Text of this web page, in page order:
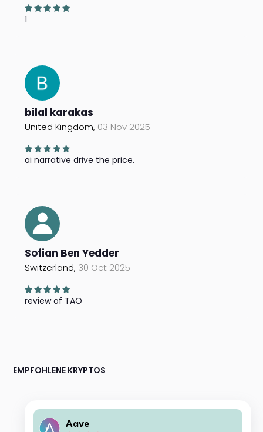
1
bilal karakas
United Kingdom, 03 Nov 2025
ai narrative drive the price.
Sofian Ben Yedder
Switzerland, 30 Oct 2025
review of TAO
EMPFOHLENE KRYPTOS
Aave